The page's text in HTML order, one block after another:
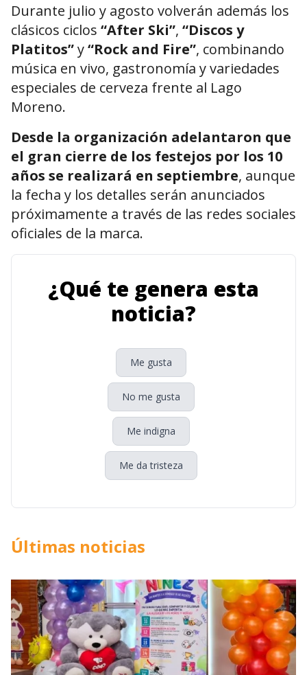
Durante julio y agosto volverán además los
clásicos ciclos “After Ski”, “Discos y
Platitos”y“Rock and Fire”, combinando
música en vivo, gastronomía y variedades
especiales de cerveza frente al Lago
Moreno.
Desde la organización adelantaron que
el gran cierre de los festejos por los 10
años se realizará en septiembre, aunque
la fecha y los detalles serán anunciados
próximamente a través de las redes sociales
oficiales de la marca.
¿Qué te genera esta
noticia?
Me gusta
No me gusta
Me indigna
Me da tristeza
Últimas noticias